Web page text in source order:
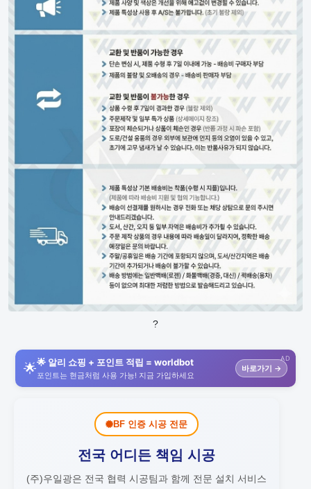
?
AD
🌟🌟 알리 쇼핑 + 포인트 적립 = worldbot
포인트는 현금처럼 사용 가능! 지금 가입하세요
바로가기 →
BF 인증 시공 전문
전국 어디든 책임 시공
(주)우일광은 전국 협력 시공팀과 함께 전문 설치 서비스